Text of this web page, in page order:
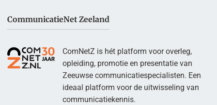
CommunicatieNet Zeeland
ComNetZ is hét platform voor overleg,
opleiding, promotie en presentatie van
Zeeuwse communicatiespecialisten. Een
ideaal platform voor de uitwisseling van
communicatiekennis.